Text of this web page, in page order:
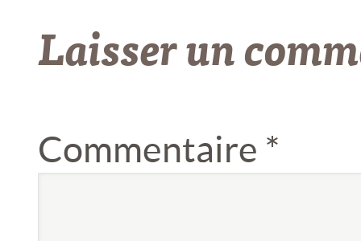
Laisser un
Commentaire *